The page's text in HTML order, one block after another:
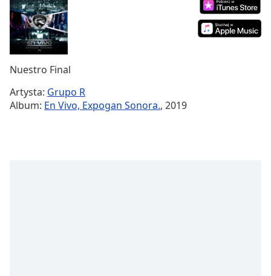
Mute
Current
Time0:00
Duration-:-
Loaded:
Stream
TypeLIVE
Nuestro Final
Artysta: Grupo R
Album: En Vivo, Expogan Sonora., 2019